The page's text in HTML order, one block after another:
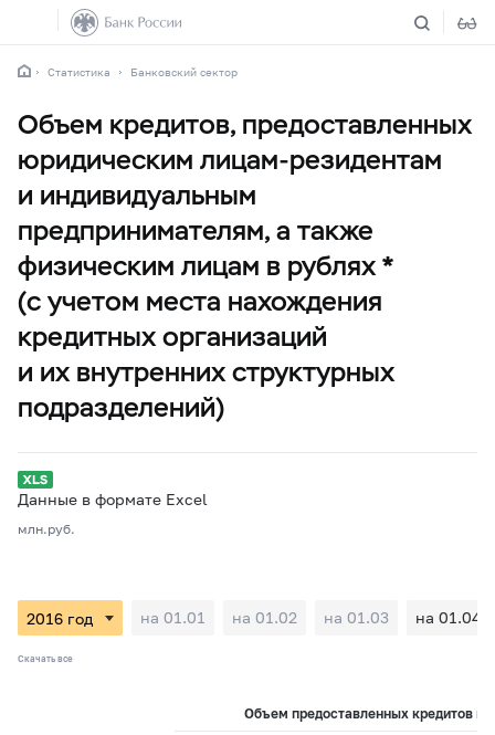
Статистика Банковский сектор
Объем кредитов, предоставленных
юридическим лицам-резидентам
и индивидуальным
предпринимателям, а также
физическим лицам в рублях *
(с учетом места нахождения
кредитных организаций
и их внутренних структурных
подразделений)
Данные в формате Excel
млн.руб.
на 01.01 на 01.02 на 01.03 на 01.04
Скачать все
Объем предоставленных кредитов